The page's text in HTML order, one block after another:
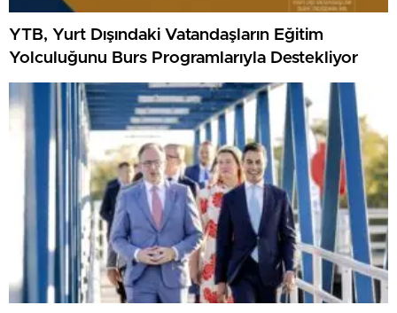
YTB, Yurt Dışındaki Vatandaşların Eğitim
Yolculuğunu Burs Programlarıyla Destekliyor